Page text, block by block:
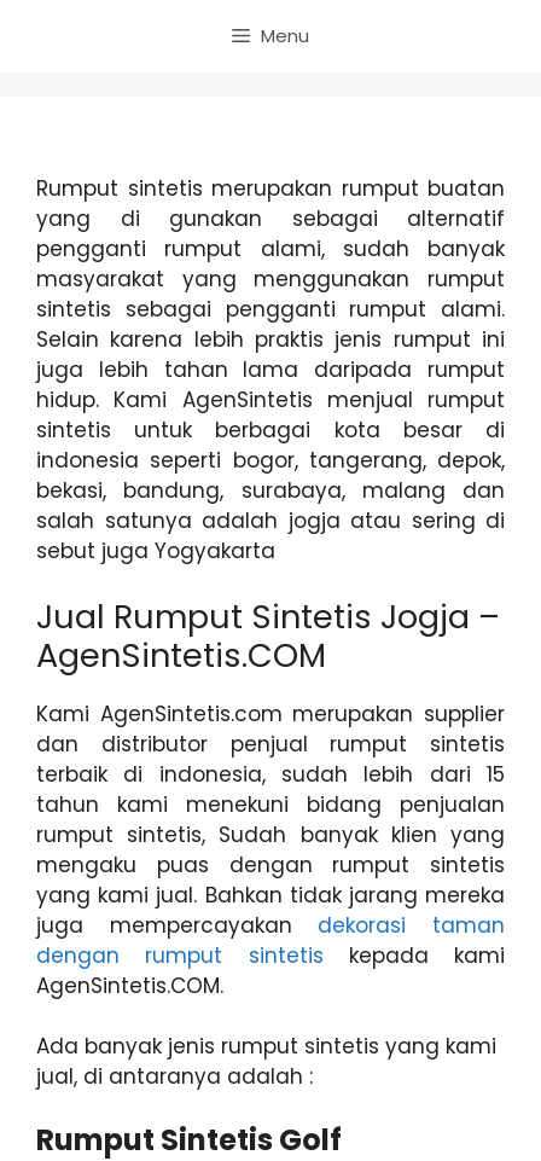
Menu
Rumput sintetis merupakan rumput buatan
yang di gunakan sebagai alternatif
pengganti rumput alami, sudah banyak
masyarakat yang menggunakan rumput
sintetis sebagai pengganti rumput alami.
Selain karena lebih praktis jenis rumput ini
juga lebih tahan lama daripada rumput
hidup. Kami AgenSintetis menjual rumput
sintetis untuk berbagai kota besar di
indonesia seperti bogor, tangerang, depok,
bekasi, bandung, surabaya, malang dan
salah satunya adalah jogja atau sering di
sebut juga Yogyakarta
Jual Rumput Sintetis Jogja –
AgenSintetis.COM
Kami AgenSintetis.com merupakan supplier
dan distributor penjual rumput sintetis
terbaik di indonesia, sudah lebih dari 15
tahun kami menekuni bidang penjualan
rumput sintetis, Sudah banyak klien yang
mengaku puas dengan rumput sintetis
yang kami jual. Bahkan tidak jarang mereka
juga mempercayakan dekorasi taman
dengan rumput sintetis kepada kami
AgenSintetis.COM.
Ada banyak jenis rumput sintetis yang kami
jual, di antaranya adalah :
Rumput Sintetis Golf